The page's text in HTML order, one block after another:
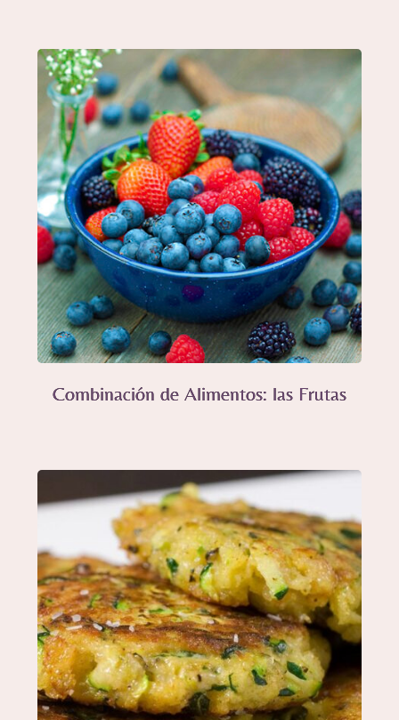
Combinación de Alimentos: las Frutas